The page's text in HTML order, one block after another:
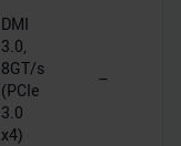
DMI
3.0,
8GT/s
(PCIe
3.0
x4)
–